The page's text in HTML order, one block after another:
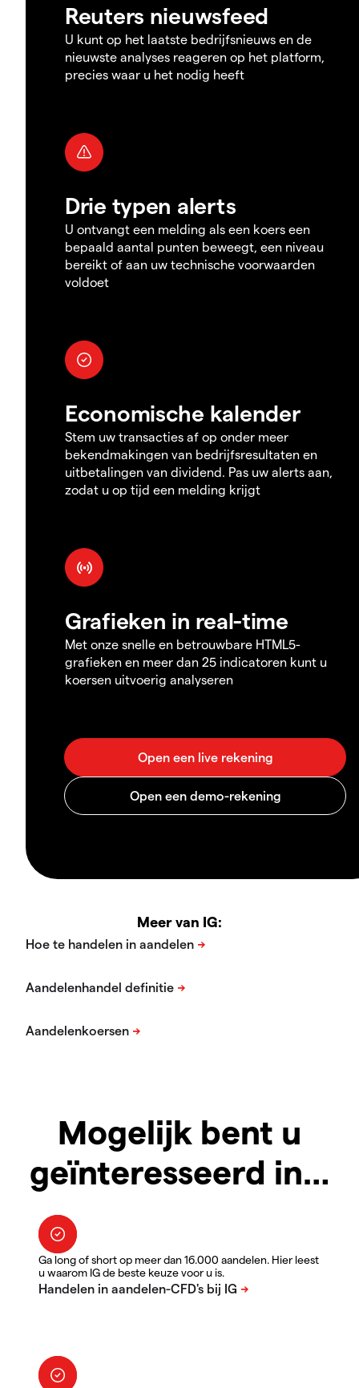
Reuters nieuwsfeed
U kunt op het laatste bedrijfsnieuws en de
nieuwste analyses reageren op het platform,
precies waar u het nodig heeft
Drie typen alerts
U ontvangt een melding als een koers een
bepaald aantal punten beweegt, een niveau
bereikt of aan uw technische voorwaarden
voldoet
Economische kalender
Stem uw transacties af op onder meer
bekendmakingen van bedrijfsresultaten en
uitbetalingen van dividend. Pas uw alerts aan,
zodat u op tijd een melding krijgt
Grafieken in real-time
Met onze snelle en betrouwbare HTML5-
grafieken en meer dan 25 indicatoren kunt u
koersen uitvoerig analyseren
Meer van IG:
Mogelijk bent u
geïnteresseerd in…
Ga long of short op meer dan 16.000 aandelen. Hier leest
u waarom IG de beste keuze voor u is.